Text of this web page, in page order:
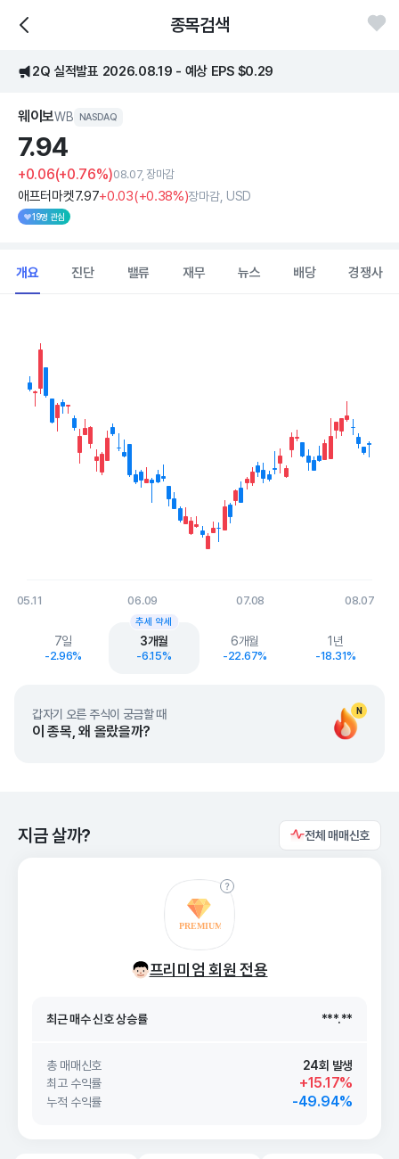
종목검색
2Q 실적발표 2026.08.19 - 예상 EPS $0.29
웨이보WB NASDAQ
7.94
+0.06(+0.76%)08.07, 장마감
애프터마켓7.97+0.03(+0.38%)장마감, USD
19명 관심
개요 진단 밸류 재무 뉴스 배당 경쟁사
View as data table, Chart
The chart has 1 Y axis displaying values. Data ranges from 7.098
05.11 06.09 07.08 08.07
End of interactive chart.
7일
-2.96%
3개월
-6.15%
추세 약세
6개월
-22.67%
1년
-18.31%
N
갑자기 오른 주식이 궁금할 때
이 종목, 왜 올랐을까?
지금 살까? 전체 매매신호
프리미엄 회원 전용
26. 08/09
최근 매수 신호 상승률 ***.**
최근 매수 신호 ***.**
총 매매신호
24회 발생
최고 수익률
+15.17%
누적 수익률 -49.94%